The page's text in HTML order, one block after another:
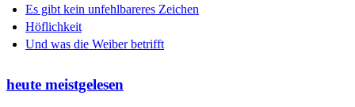
Es gibt kein unfehlbareres Zeichen
Höflichkeit
Und was die Weiber betrifft
heute meistgelesen